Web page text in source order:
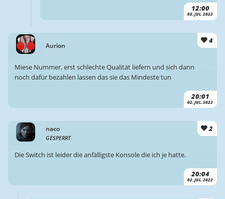
12:00
05. JUL. 2022
Aurion
4
20:01
02. JUL. 2022
Miese Nummer, erst schlechte Qualität liefern und sich dann
noch dafür bezahlen lassen das sie das Mindeste tun
naco
GESPERRT
2
20:04
02. JUL. 2022
Die Switch ist leider die anfälligste Konsole die ich je hatte.